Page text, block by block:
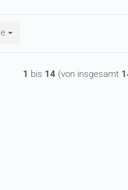
1 bis 14(von insgesamt